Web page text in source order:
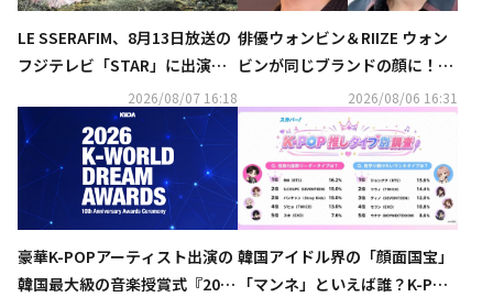
LE SSERAFIM、8月13日放送の
フジテレビ「STAR」に出演決
定！RIIZE＆INIの生コラボも
2026/08/07 16:18
俳優ウォンビン＆RIIZE ウォン
ビンが同じブランドの顔に！新
CMへの期待高まる2026/08/06 16:31
豪華K-POPアーティスト出演の
韓国最大級の音楽授賞式『2026
韓国アイドル界の「顔面国宝」
「マンネ」といえば誰？K-POP